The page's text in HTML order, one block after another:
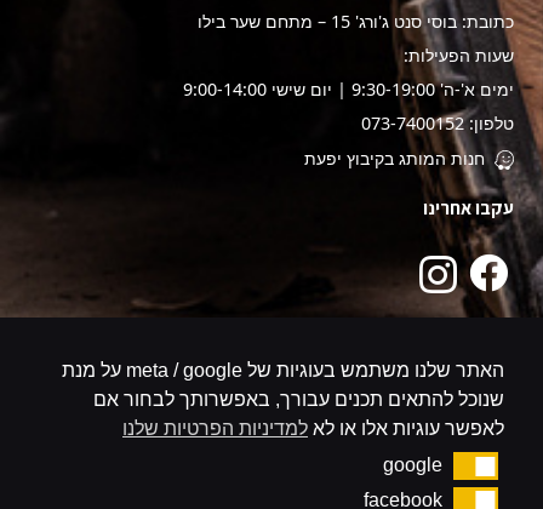
כתובת: בוסי סנט ג'ורג' 15 – מתחם שער בילו
שעות הפעילות:
ימים א'-ה' 9:30-19:00 | יום שישי 9:00-14:00
טלפון: 073-7400152
חנות המותג בקיבוץ יפעת
עקבו אחרינו
האתר שלנו משתמש בעוגיות של meta / google על מנת
שנוכל להתאים תכנים עבורך, באפשרותך לבחור אם
לאפשר עוגיות אלו או לא למדיניות הפרטיות שלנו
google
google
facebook
facebook